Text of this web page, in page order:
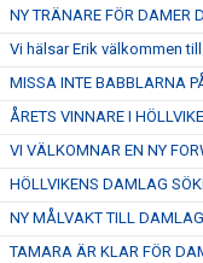
NY TRÄNARE FÖR DAMER
Vi hälsar Erik välkommen
MISSA INTE BABBLARNA
ÅRETS VINNARE I
VI VÄLKOMNAR EN NY
HÖLLVIKENS DAMLAG
NY MÅLVAKT TILL
TAMARA ÄR KLAR FÖR